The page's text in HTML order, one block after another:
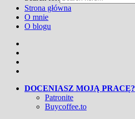
Strona główna
O mnie
O blogu
DOCENIASZ MOJĄ PRACĘ?
Patronite
Buycoffee.to